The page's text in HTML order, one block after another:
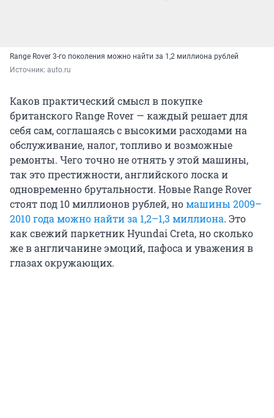
Range Rover 3-го поколения можно найти за 1,2 миллиона рублей
Источник: auto.ru
Каков практический смысл в покупке
британского Range Rover — каждый решает для
себя сам, соглашаясь с высокими расходами на
обслуживание, налог, топливо и возможные
ремонты. Чего точно не отнять у этой машины,
так это престижности, английского лоска и
одновременно брутальности. Новые Range Rover
стоят под 10 миллионов рублей, номашины 2009–
2010 года можно найти за 1,2–1,3 миллиона. Это
как свежий паркетник Hyundai Creta, но сколько
же в англичанине эмоций, пафоса и уважения в
глазах окружающих.